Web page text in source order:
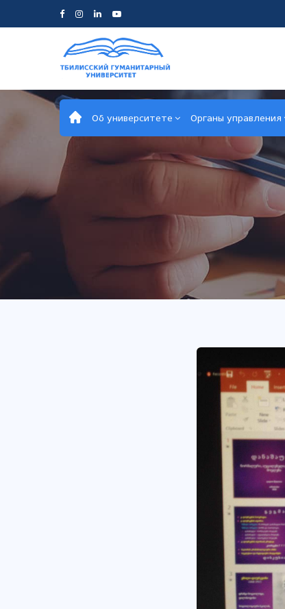
Об университете Органы управления